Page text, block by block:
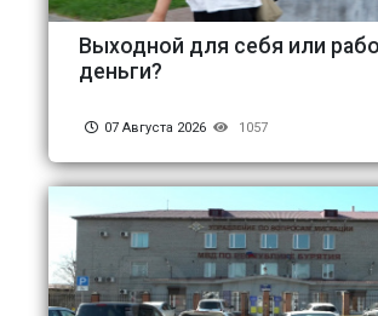
Выходной для себя или
деньги?
07 Августа 2026 1057